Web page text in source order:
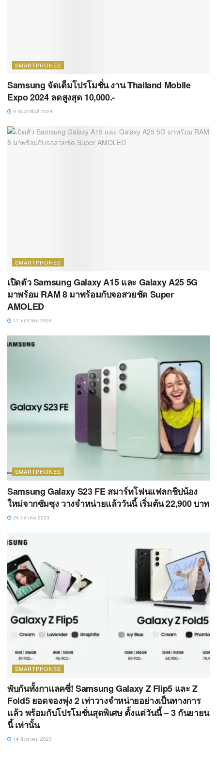
SMARTPHONES
Samsung จัดเต็มโปรโมชั่น งาน Thailand Mobile
Expo 2024 ลดสูงสุด 10,000.-
9 กุมภาพันธ์ 2024
SMARTPHONES
เปิดตัว Samsung Galaxy A15 และ Galaxy A25 5G
มาพร้อม RAM 8 มาพร้อมกับจอสวยชัด Super
AMOLED
11 มกราคม 2024
SMARTPHONES
Samsung Galaxy S23 FE สมาร์ทโฟนแฟลกชิปน้อง
ใหม่จากซัมซุง วางจำหน่ายแล้ววันนี้ เริ่มต้น 22,900 บาท
24 ตุลาคม 2023
SMARTPHONES
พับกันทั้งกาแลคซี่! Samsung Galaxy Z Flip5 และ Z
Fold5 ยอดจองพุ่ง 2 เท่าวางจำหน่ายอย่างเป็นทางการ
แล้ว พร้อมกับโปรโมชั่นสุดพิเศษ ตั้งแต่วันนี้ – 3 กันยายน
นี้ เท่านั้น
14 สิงหาคม 2023